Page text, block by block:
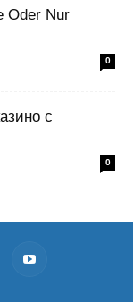
Oder Nur
0
с
0